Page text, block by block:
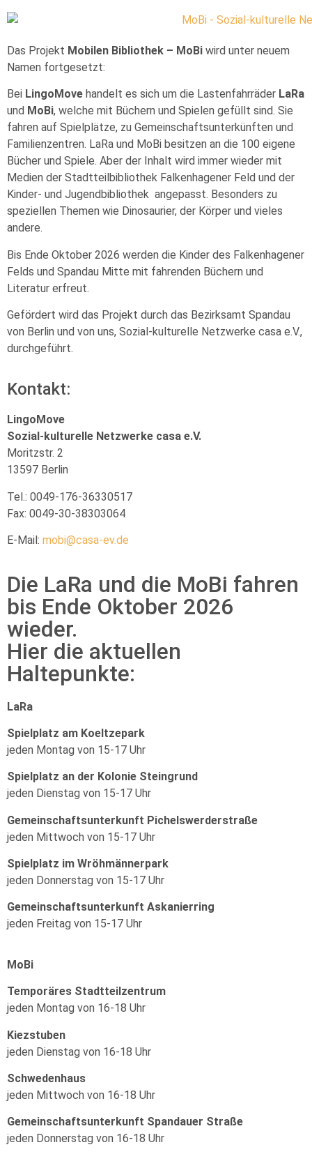
Das Projekt Mobilen Bibliothek – MoBi wird unter neuem
Namen fortgesetzt:
Bei LingoMove handelt es sich um die Lastenfahrräder LaRa
und MoBi, welche mit Büchern und Spielen gefüllt sind. Sie
fahren auf Spielplätze, zu Gemeinschaftsunterkünften und
Familienzentren. LaRa und MoBi besitzen an die 100 eigene
Bücher und Spiele. Aber der Inhalt wird immer wieder mit
Medien der Stadtteilbibliothek Falkenhagener Feld und der
Kinder- und Jugendbibliothek angepasst. Besonders zu
speziellen Themen wie Dinosaurier, der Körper und vieles
andere.
Bis Ende Oktober 2026 werden die Kinder des Falkenhagener
Felds und Spandau Mitte mit fahrenden Büchern und
Literatur erfreut.
Gefördert wird das Projekt durch das Bezirksamt Spandau
von Berlin und von uns, Sozial-kulturelle Netzwerke casa e.V.,
durchgeführt.
Kontakt:
LingoMove
Sozial-kulturelle Netzwerke casa e.V.
Moritzstr. 2
13597 Berlin
Tel.: 0049-176-36330517
Fax: 0049-30-38303064
E-Mail: mobi@casa-ev.de
Die LaRa und die MoBi fahren
bis Ende Oktober 2026
wieder.
Hier die aktuellen
Haltepunkte:
LaRa
Spielplatz am Koeltzepark
jeden Montag von 15-17 Uhr
Spielplatz an der Kolonie Steingrund
jeden Dienstag von 15-17 Uhr
Gemeinschaftsunterkunft Pichelswerderstraße
jeden Mittwoch von 15-17 Uhr
Spielplatz im Wröhmännerpark
jeden Donnerstag von 15-17 Uhr
Gemeinschaftsunterkunft Askanierring
jeden Freitag von 15-17 Uhr
MoBi
Temporäres Stadtteilzentrum
jeden Montag von 16-18 Uhr
Kiezstuben
jeden Dienstag von 16-18 Uhr
Schwedenhaus
jeden Mittwoch von 16-18 Uhr
Gemeinschaftsunterkunft Spandauer Straße
jeden Donnerstag von 16-18 Uhr